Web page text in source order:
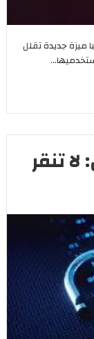
ميزة جديدة تقلل
تنقر